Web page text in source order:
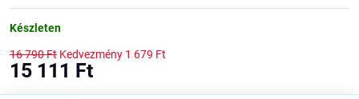
Készleten
16 790 Ft Kedvezmény 1 679 Ft
15 111 Ft